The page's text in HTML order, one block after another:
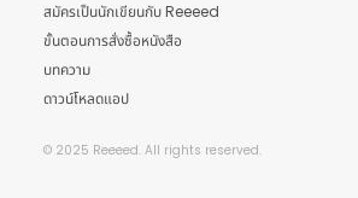
สมัครเป็นนักเขียนกับ Reeeed
ขั้นตอนการสั่งซื้อหนังสือ
บทความ
ดาวน์โหลดแอป
© 2025 Reeeed. All rights reserved.